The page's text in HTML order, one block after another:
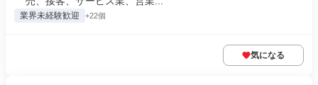
業界未経験歓迎 +22個
気になる